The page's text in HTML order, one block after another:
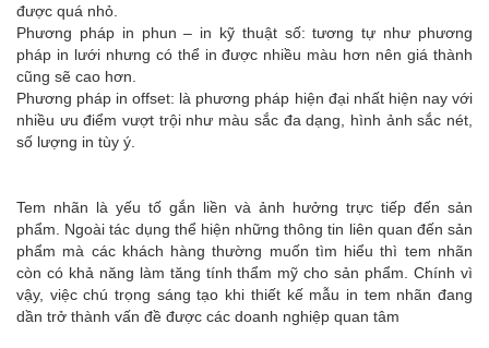
được quá nhỏ.
Phương pháp in phun – in kỹ thuật số: tương tự như phương
pháp in lưới nhưng có thể in được nhiều màu hơn nên giá thành
cũng sẽ cao hơn.
Phương pháp in offset: là phương pháp hiện đại nhất hiện nay với
nhiều ưu điểm vượt trội như màu sắc đa dạng, hình ảnh sắc nét,
số lượng in tùy ý.
Tem nhãn là yếu tố gắn liền và ảnh hưởng trực tiếp đến sản
phẩm. Ngoài tác dụng thể hiện những thông tin liên quan đến sản
phẩm mà các khách hàng thường muốn tìm hiểu thì tem nhãn
còn có khả năng làm tăng tính thẩm mỹ cho sản phẩm. Chính vì
vậy, việc chú trọng sáng tạo khi thiết kế mẫu in tem nhãn đang
dần trở thành vấn đề được các doanh nghiệp quan tâm